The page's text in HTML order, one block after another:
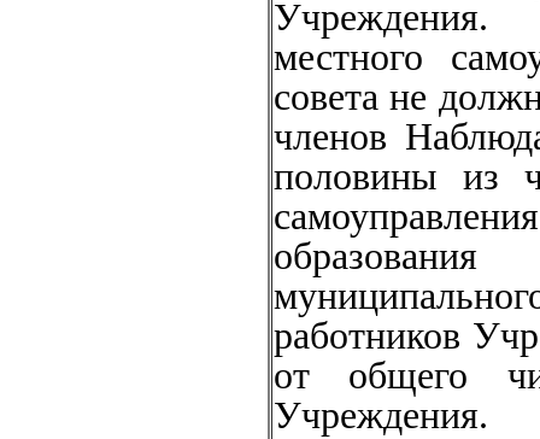
Учреждения.
местного
совета не
членов
половины из
работников
от общего
Учреждения.